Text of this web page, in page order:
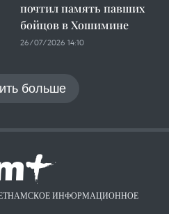
почтил память павших
бойцов в Хошимине
26/07/2026 14:10
больше
ИНФОРМАЦИОННОЕ